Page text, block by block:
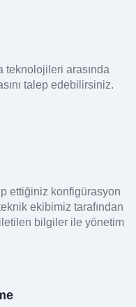
teknolojileri arasında
talep edebilirsiniz.
ettiğiniz konfigürasyon
ekibimiz tarafından
bilgiler ile yönetim